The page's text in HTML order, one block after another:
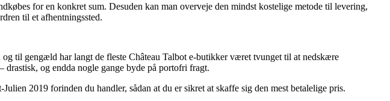
for en konkret sum. Desuden kan man overveje den mindst kostelige metode til levering,
til et afhentningssted.
til gengæld har langt de fleste Château Talbot e-butikker været tvunget til at nedskære
og endda nogle gange byde på portofri fragt.
2019 forinden du handler, sådan at du er sikret at skaffe sig den mest betalelige pris.